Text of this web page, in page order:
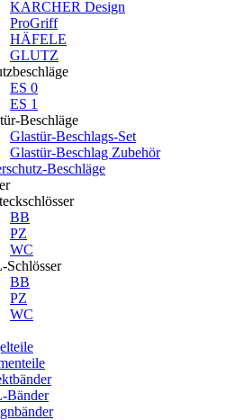
KARCHER Design
ProGriff
HÄFELE
GLUTZ
ES 0
ES 1
Beschläge
Glastür-Beschlags-Set
Glastür-Beschlag Zubehör
Beschläge
BB
PZ
WC
Schlösser
BB
PZ
WC
Bänder